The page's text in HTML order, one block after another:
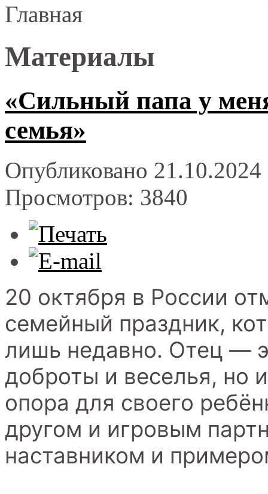
Главная
Материалы
«Сильный папа у
семья»
Опубликовано
Просмотров: 3840
20 октября в России
семейный праздник,
лишь недавно. Отец —
доброты и веселья, но
опора для своего
другом и игровым
наставником и